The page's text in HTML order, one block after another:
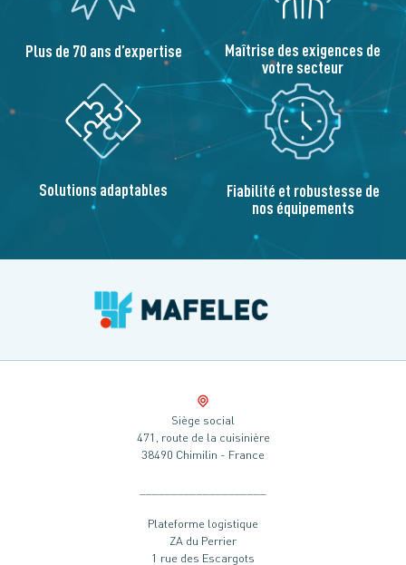
Plus de 70 ans d’expertise Maîtrise des exigences de
votre secteur
Solutions adaptables Fiabilité et robustesse de
nos équipements
Siège social
471, route de la cuisinière
38490 Chimilin - France
Plateforme logistique
ZA du Perrier
1 rue des Escargots